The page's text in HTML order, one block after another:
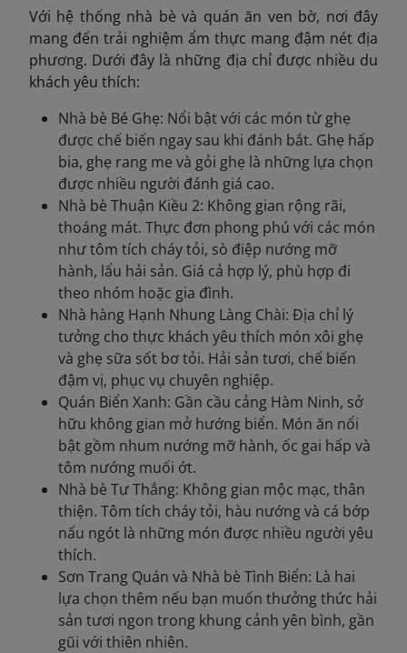
Với hệ thống nhà bè và quán ăn ven bờ, nơi đây
mang đến trải nghiệm ẩm thực mang đậm nét địa
phương. Dưới đây là những địa chỉ được nhiều du
khách yêu thích:
Nhà bè Bé Ghẹ: Nổi bật với các món từ ghẹ
được chế biến ngay sau khi đánh bắt. Ghẹ hấp
bia, ghẹ rang me và gỏi ghẹ là những lựa chọn
được nhiều người đánh giá cao.
Nhà bè Thuận Kiều 2: Không gian rộng rãi,
thoáng mát. Thực đơn phong phú với các món
như tôm tích cháy tỏi, sò điệp nướng mỡ
hành, lẩu hải sản. Giá cả hợp lý, phù hợp đi
theo nhóm hoặc gia đình.
Nhà hàng Hạnh Nhung Làng Chài: Địa chỉ lý
tưởng cho thực khách yêu thích món xôi ghẹ
và ghẹ sữa sốt bơ tỏi. Hải sản tươi, chế biến
đậm vị, phục vụ chuyên nghiệp.
Quán Biển Xanh: Gần cầu cảng Hàm Ninh, sở
hữu không gian mở hướng biển. Món ăn nổi
bật gồm nhum nướng mỡ hành, ốc gai hấp và
tôm nướng muối ớt.
Nhà bè Tư Thắng: Không gian mộc mạc, thân
thiện. Tôm tích cháy tỏi, hàu nướng và cá bớp
nấu ngót là những món được nhiều người yêu
thích.
Sơn Trang Quán và Nhà bè Tình Biển: Là hai
lựa chọn thêm nếu bạn muốn thưởng thức hải
sản tươi ngon trong khung cảnh yên bình, gần
gũi với thiên nhiên.